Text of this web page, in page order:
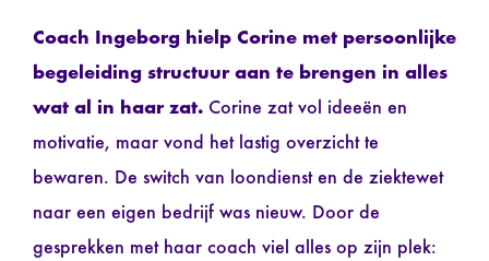
Coach Ingeborg hielp Corine met persoonlijke
begeleiding structuur aan te brengen in alles
wat al in haar zat. Corine zat vol ideeën en
motivatie, maar vond het lastig overzicht te
bewaren. De switch van loondienst en de ziektewet
naar een eigen bedrijf was nieuw. Door de
gesprekken met haar coach viel alles op zijn plek: